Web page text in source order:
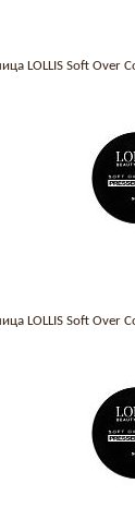
LOLLIS Soft Over
LOLLIS Soft Over